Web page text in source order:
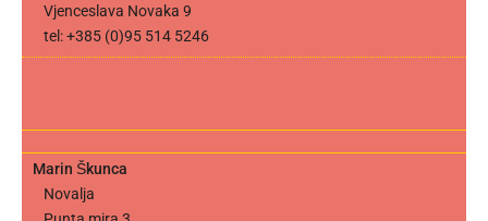
Vjenceslava Novaka 9
tel: +385 (0)95 514 5246
Marin Škunca
Novalja